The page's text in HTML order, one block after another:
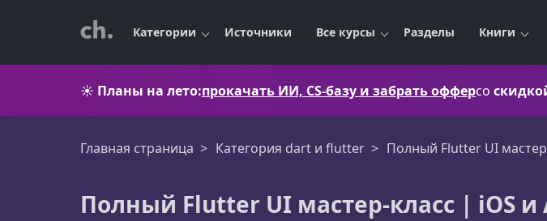
Категории Источники Все курсы Разделы Книги
☀️ Планы на лето:прокачать ИИ, CS-базу и забрать офферсо
Главная страница Категория dart и flutter Полный Flutter UI
Полный Flutter UI мастер-класс | iOS и